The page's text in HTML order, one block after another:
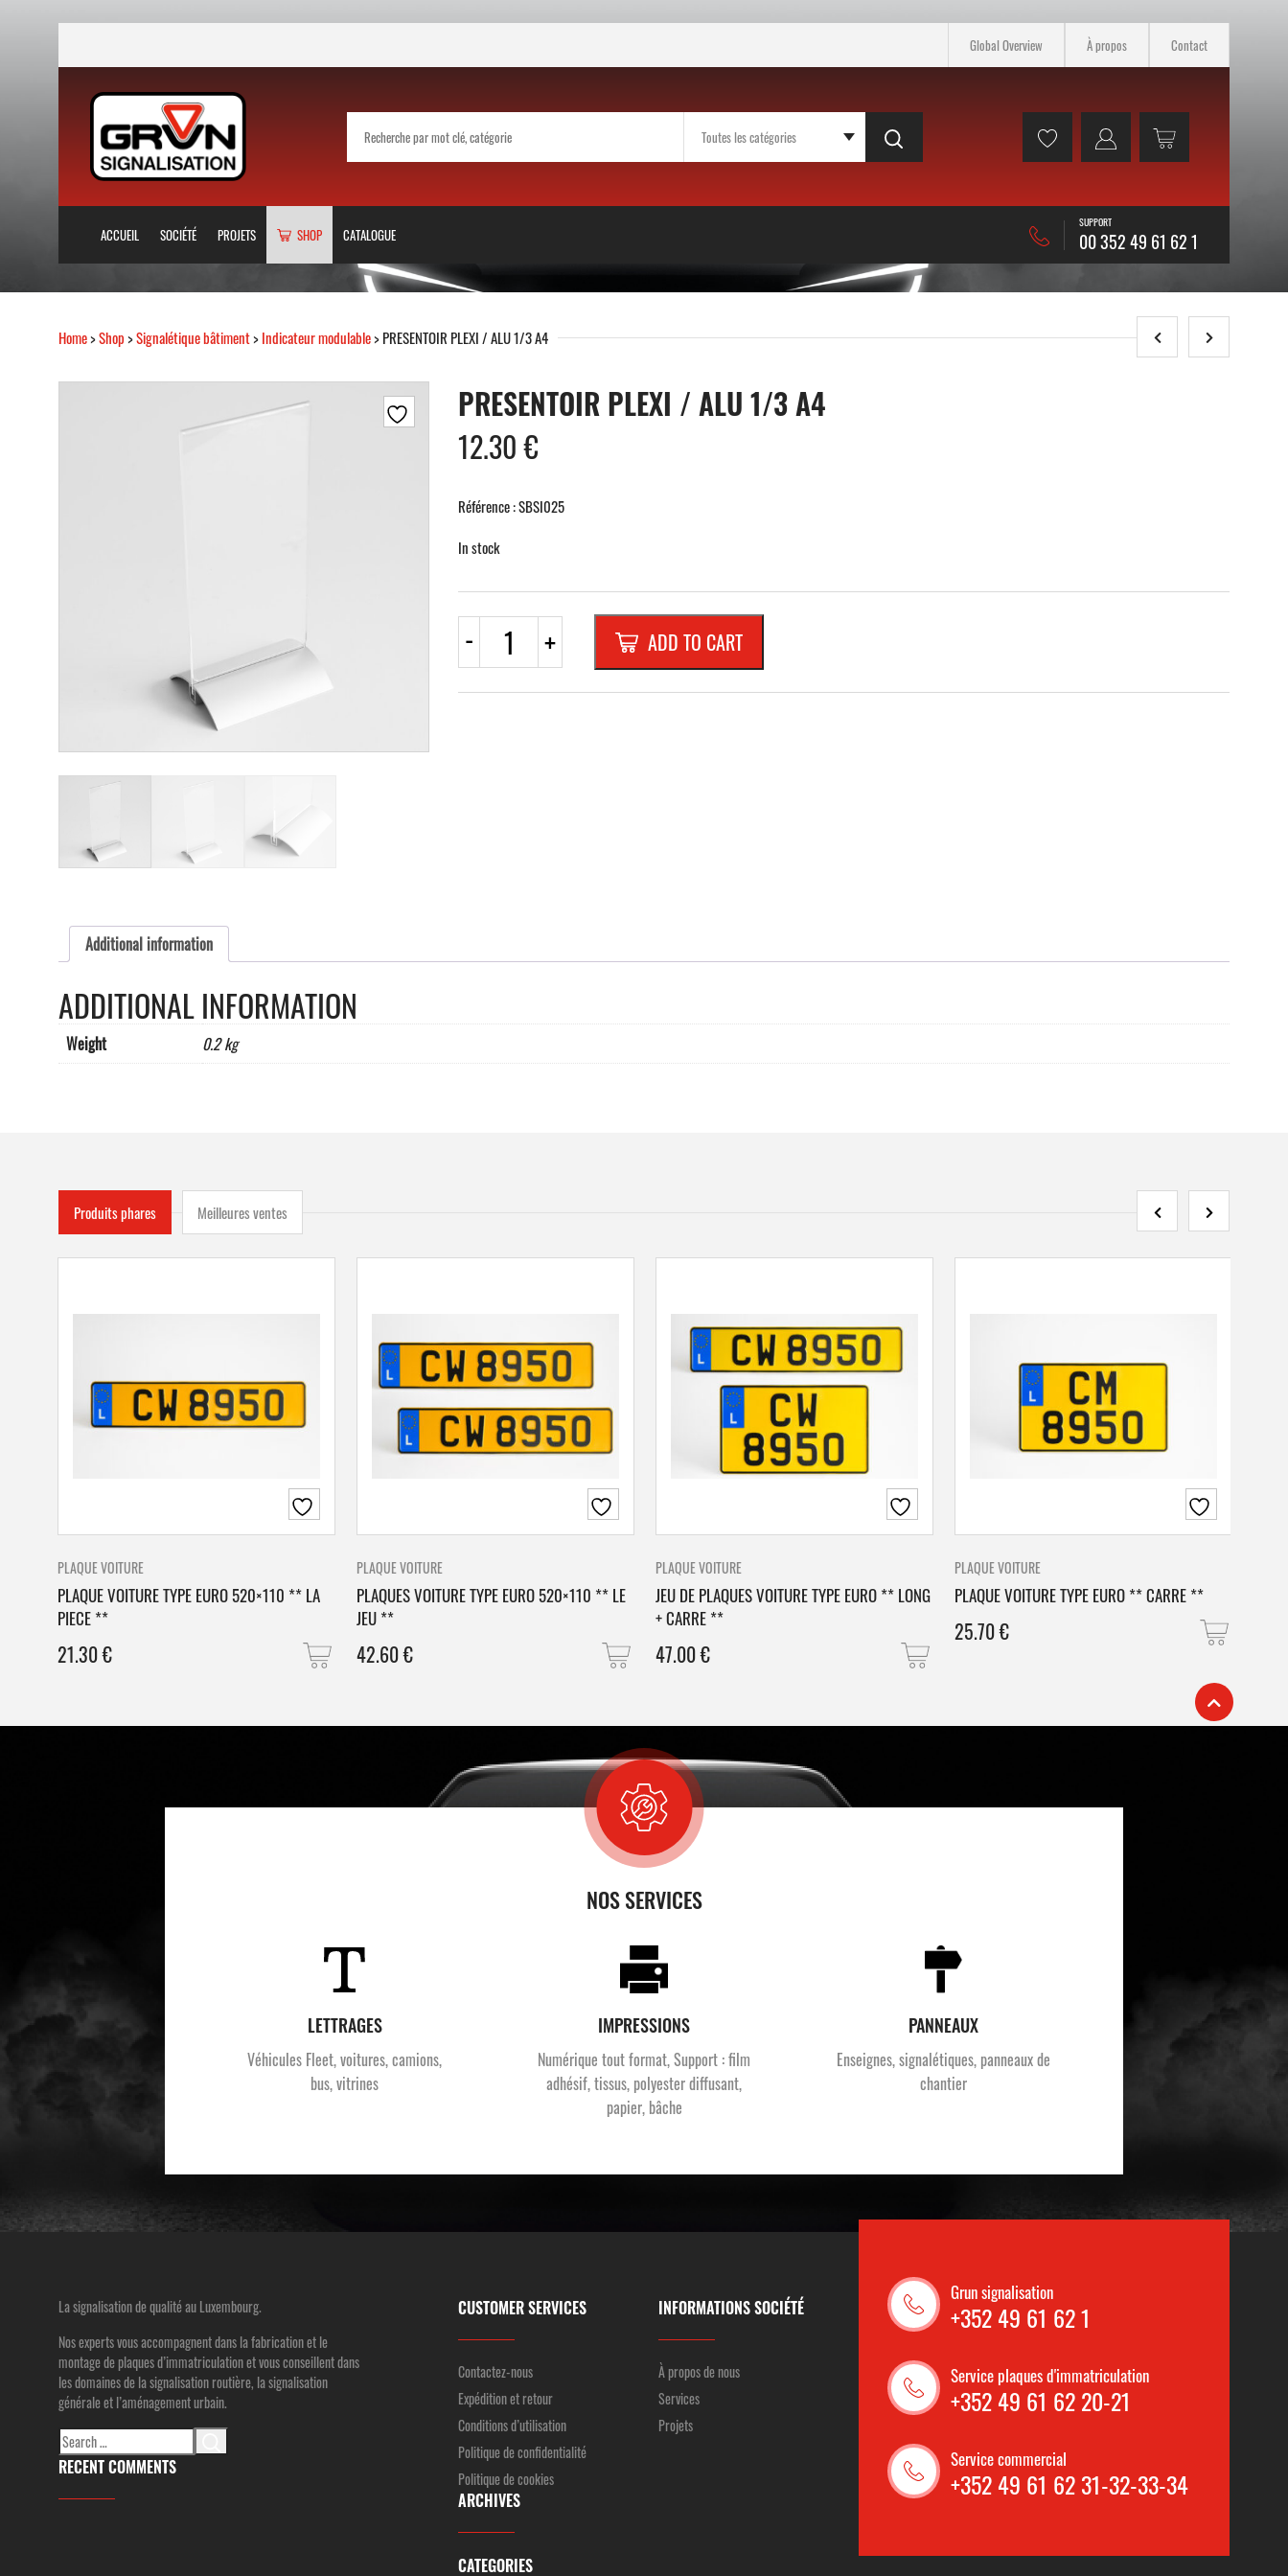
Global Overview À propos Contact
ACCUEIL SOCIÉTÉ PROJETS SHOP CATALOGUE
SUPPORT
00 352 49 61 62 1
Home>Shop>Signalétique bâtiment>Indicateur modulable> PRESENTOIR PLEXI / ALU 1/3 A4
PRESENTOIR PLEXI / ALU 1/3 A4
12.30€
Référence : SBSI025
In stock
- PRESENTOIR
PLEXI
/
+ ADD TO CART
Additional information
ADDITIONAL INFORMATION
Weight 0.2 kg
Produits phares Meilleures ventes
PLAQUE VOITURE
PLAQUE VOITURE TYPE EURO 520×110 ** LA
PIECE **
21.30€
PLAQUE VOITURE
PLAQUES VOITURE TYPE EURO 520×110 ** LE
JEU **
42.60€
PLAQUE VOITURE
JEU DE PLAQUES VOITURE TYPE EURO ** LONG
+ CARRE **
47.00€
PLAQUE VOITURE
PLAQUE VOITURE TYPE EURO ** CARRE **
25.70€
NOS SERVICES
LETTRAGES
Véhicules Fleet, voitures, camions,
bus, vitrines
IMPRESSIONS
Numérique tout format, Support : film
adhésif, tissus, polyester diffusant,
papier, bâche
PANNEAUX
Enseignes, signalétiques, panneaux de
chantier
La signalisation de qualité au Luxembourg.
Nos experts vous accompagnent dans la fabrication et le
montage de plaques d’immatriculation et vous conseillent dans
les domaines de la signalisation routière, la signalisation
générale et l’aménagement urbain.
Search
for:
RECENT COMMENTS
CUSTOMER SERVICES
Contactez-nous
Expédition et retour
Conditions d’utilisation
Politique de confidentialité
Politique de cookies
ARCHIVES
CATEGORIES
INFORMATIONS SOCIÉTÉ
À propos de nous
Services
Projets
Grun signalisation
+352 49 61 62 1
Service plaques d'immatriculation
+352 49 61 62 20-21
Service commercial
+352 49 61 62 31-32-33-34